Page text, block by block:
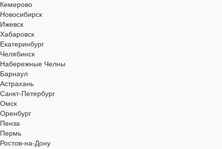
Кемерово
Новосибирск
Ижевск
Хабаровск
Екатеринбург
Челябинск
Набережные Челны
Барнаул
Астрахань
Санкт-Петербург
Омск
Оренбург
Пенза
Пермь
Ростов-на-Дону